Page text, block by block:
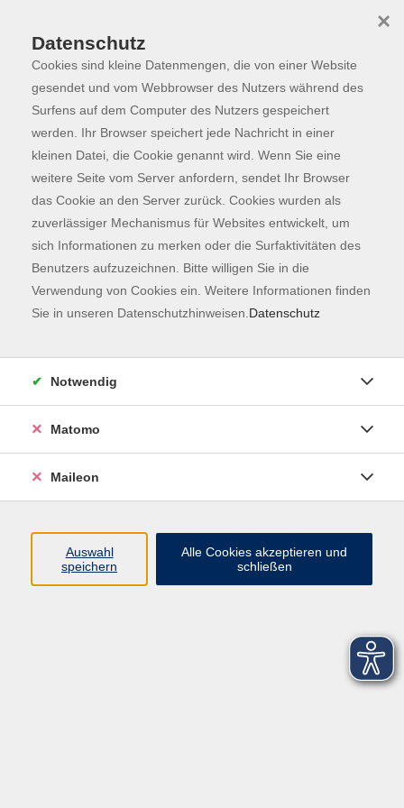
Skip to main content
Programm
Der Kurs konnte nicht gefunden werden.
Kontaktformular
Impressum
AGB
Datenschutzerklärung
Datenschutz
Cookies sind kleine Datenmengen, die von einer Website
gesendet und vom Webbrowser des Nutzers während des
Surfens auf dem Computer des Nutzers gespeichert
werden. Ihr Browser speichert jede Nachricht in einer
kleinen Datei, die Cookie genannt wird. Wenn Sie eine
weitere Seite vom Server anfordern, sendet Ihr Browser
das Cookie an den Server zurück. Cookies wurden als
zuverlässiger Mechanismus für Websites entwickelt, um
sich Informationen zu merken oder die Surfaktivitäten des
Benutzers aufzuzeichnen. Bitte willigen Sie in die
Verwendung von Cookies ein. Weitere Informationen finden
Sie in unseren Datenschutzhinweisen. Datenschutz
×
Notwendig
Matomo
Maileon
Auswahl
speichern
Alle Cookies akzeptieren und
schließen